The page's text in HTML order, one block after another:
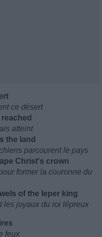
ce désert
atteint
the land
parcourent le pays
Christ's crown
former la couronne du
of the leper king
les joyaux du roi lépreux
feux